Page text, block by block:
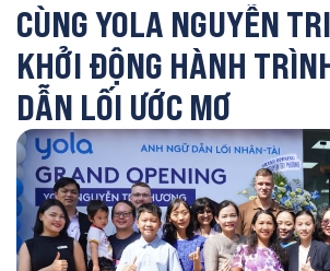
CÙNG YOLA NGUYỄN
KHỞI ĐỘNG HÀNH
DẪN LỐI ƯỚC MƠ